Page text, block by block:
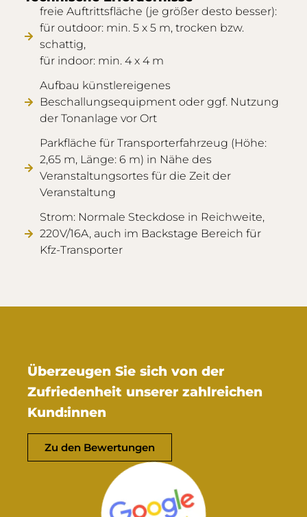
freie Auftrittsfläche (je größer desto besser):
für outdoor: min. 5 x 5 m, trocken bzw.
schattig,
für indoor: min. 4 x 4 m
Aufbau künstlereigenes
Beschallungsequipment oder ggf. Nutzung
der Tonanlage vor Ort
Parkfläche für Transporterfahrzeug (Höhe:
2,65 m, Länge: 6 m) in Nähe des
Veranstaltungsortes für die Zeit der
Veranstaltung
Strom: Normale Steckdose in Reichweite,
220V/16A, auch im Backstage Bereich für
Kfz-Transporter
Überzeugen Sie sich von der
Zufriedenheit unserer zahlreichen
Kund:innen
Zu den Bewertungen